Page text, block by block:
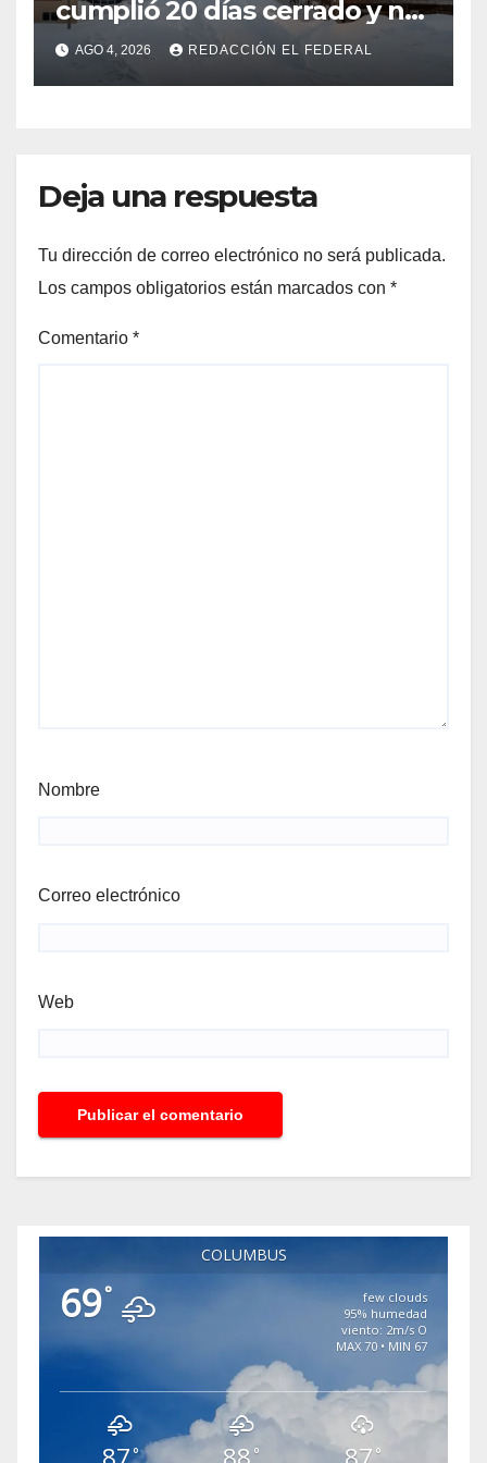
cumplió 20 días cerrado y no
hay certeza sobre su
reapertura
AGO 4, 2026 REDACCIÓN EL FEDERAL
Deja una respuesta
Tu dirección de correo electrónico no será publicada.
Los campos obligatorios están marcados con *
Comentario *
Nombre
Correo electrónico
Web
COLUMBUS
69°
few clouds
95% humedad
viento: 2m/s O
MAX 70 • MIN 67
° ° °